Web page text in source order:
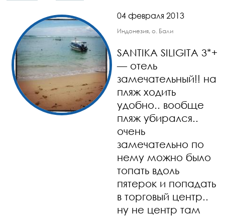
04 февраля 2013
Индонезия, о. Бали
SANTIKA SILIGITA 3*+
— отель
замечательный!! на
пляж ходить
удобно.. вообще
пляж убирался..
очень
замечательно по
нему можно было
топать вдоль
пятерок и попадать
в торговый центр..
ну не центр там